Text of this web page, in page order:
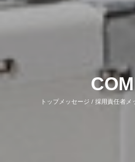
WORK
WORK
トップメッセージ / 採用責任者